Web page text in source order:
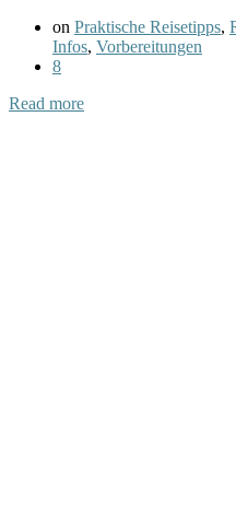
on Praktische Reisetipps,
Infos, Vorbereitungen
8
Read more